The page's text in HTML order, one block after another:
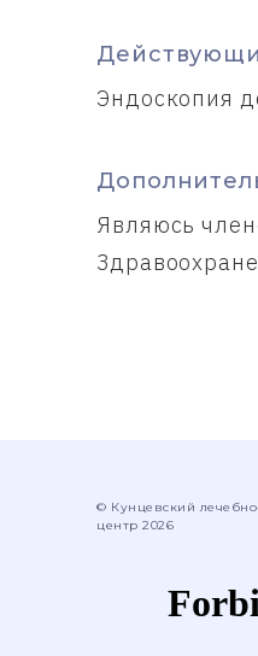
Эндоскопия
Являюсь
© Кунцевский
центр 2026